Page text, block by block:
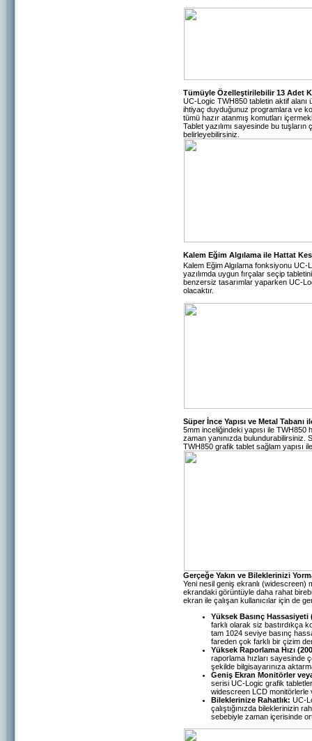
Tümüyle Özelleştirilebilir 13 Adet
UC-Logic TWH850 tabletin aktif
ihtiyaç duyduğunuz programlara ve
tümü hazır atanmış komutları
Tablet yazılımı sayesinde bu tuşların
belirleyebilirsiniz.
Kalem Eğim Algılama ile Hattat
Kalem Eğim Algılama fonksiyonu
yazılımda uygun fırçalar seçip
benzersiz tasarımlar yaparken UC-
olacaktır.
Süper İnce Yapısı ve Metal Tabanı
5mm inceliğindeki yapısı ile TWH850
zaman yanınızda bulundurabilirsiniz.
TWH850 grafik tablet sağlam yapısı
Gerçeğe Yakın ve Bileklerinizi
Yeni nesil geniş ekranlı (widescreen)
ekrandaki görüntüyle daha rahat
ekran ile çalışan kullanıcılar için de
Yüksek Basınç
farklı olarak siz bastırdıkça
tam 1024 seviye basınç
fareden çok farklı bir çizim
Yüksek Raporlama Hızı
raporlama hızları sayesinde
şekilde bilgisayarınıza
Geniş Ekran Monitörler
serisi UC-Logic grafik
widescreen LCD monitörlerle
Bileklerinize Rahatlık:UC-
çalıştığınızda bileklerinizin
sebebiyle zaman içerisinde